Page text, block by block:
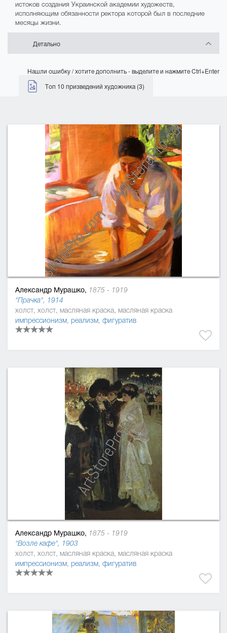
истоков создания Украинской академии художеств,
исполняющим обязанности ректора которой был в последние
месяцы жизни.
Детально
Нашли ошибку / хотите дополнить - выделите и нажмите Ctrl+Enter
Топ 10 призведений художника (3)
Александр Мурашко, 1875 - 1919
"Прачка", 1914
холст, холст, масляная краска, масляная краска
импрессионизм, реализм, фигуратив
Александр Мурашко, 1875 - 1919
"Возле кафе", 1903
холст, холст, масляная краска, масляная краска
импрессионизм, реализм, фигуратив